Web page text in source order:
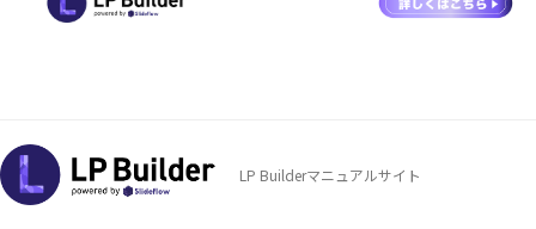
LP Builderマニュアルサイト